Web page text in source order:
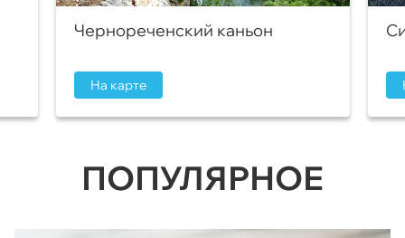
Чернореченский каньон
На карте
ПОПУЛЯРНОЕ